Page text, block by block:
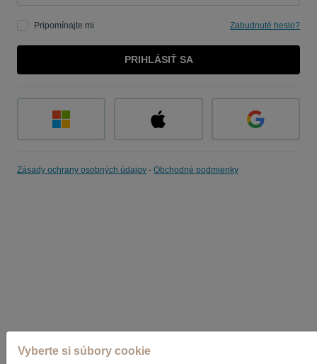
Vyberte si súbory cookie
Pripomínajte mi Zabudnuté heslo?
PRIHLÁSIŤ SA
Zásady ochrany osobných údajov - Obchodné podmienky